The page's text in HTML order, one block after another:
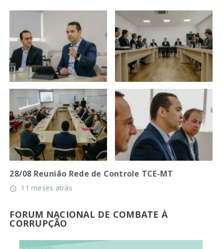
28/08 Reunião Rede de Controle TCE-MT
access_time 11 meses atrás
FORUM NACIONAL DE COMBATE À
CORRUPÇÃO